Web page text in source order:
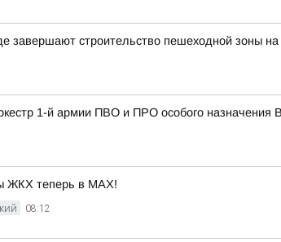
завершают строительство пешеходной зоны на
1-й армии ПВО и ПРО особого назначения
ЖКХ теперь в MAX!
08:12